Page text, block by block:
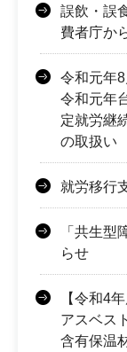
誤飲・誤
費者庁か
令和元年
令和元年
定就労継
の取扱い
就労移行
「共生型
らせ
【令和4
アスベス
含有保温